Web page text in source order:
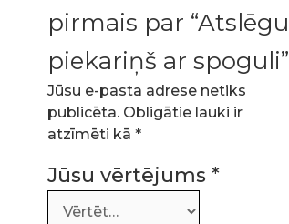
pirmais par “Atslēgu
piekariņš ar spoguli”
Jūsu e-pasta adrese netiks
publicēta. Obligātie lauki ir
atzīmēti kā *
Jūsu vērtējums *